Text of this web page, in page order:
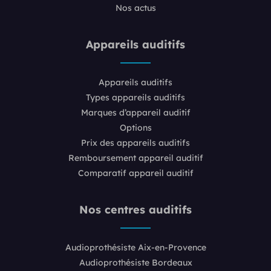
Nos actus
Appareils auditifs
Appareils auditifs
Types appareils auditifs
Marques d’appareil auditif
Options
Prix des appareils auditifs
Remboursement appareil auditif
Comparatif appareil auditif
Nos centres auditifs
Audioprothésiste Aix-en-Provence
Audioprothésiste Bordeaux